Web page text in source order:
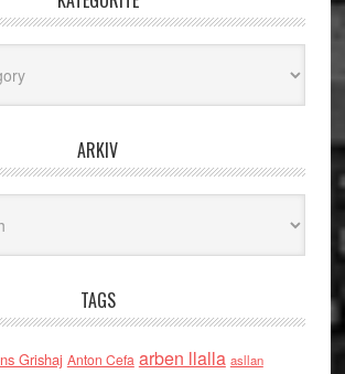
ARKIV
TAGS
Grishaj Anton Cefa arben llalla asllan